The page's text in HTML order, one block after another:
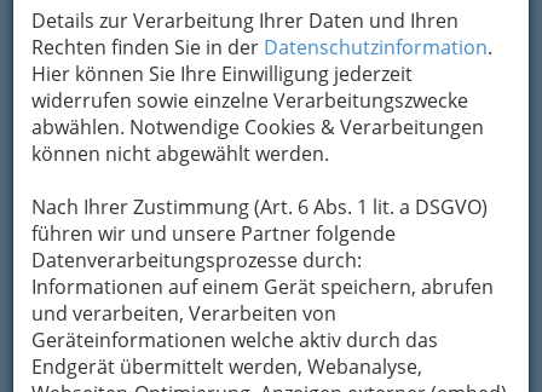
Details zur Verarbeitung Ihrer Daten und Ihren
Rechten finden Sie in der Datenschutzinformation.
Hier können Sie Ihre Einwilligung jederzeit
widerrufen sowie einzelne Verarbeitungszwecke
abwählen. Notwendige Cookies & Verarbeitungen
können nicht abgewählt werden.
Nach Ihrer Zustimmung (Art. 6 Abs. 1 lit. a DSGVO)
führen wir und unsere Partner folgende
Datenverarbeitungsprozesse durch:
Informationen auf einem Gerät speichern, abrufen
und verarbeiten, Verarbeiten von
Geräteinformationen welche aktiv durch das
Endgerät übermittelt werden, Webanalyse,
Adresse mit Google Maps anschauen
Kontaktaufnahme
Um die Info-Graz Firmenvor Spam-Mails zu
Übermittlung Ihrer Nachricht ein sicheres
Formular. Ihre Nachricht wird nach dem
Absenden umgehend per Mail an das
Unternehmen Albin Sorger weitergeleitet.
Mein Name